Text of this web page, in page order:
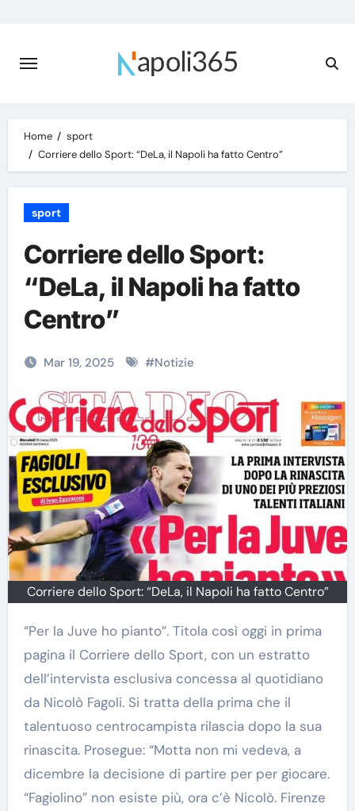
content
Home
sport
Corriere dello Sport: “DeLa, il Napoli ha fatto Centro”
sport
Corriere dello Sport:
“DeLa, il Napoli ha fatto
Centro”
Mar 19, 2025 #Notizie
Corriere dello Sport: “DeLa, il Napoli ha fatto Centro”
“Per la Juve ho pianto”. Titola così oggi in prima
pagina il Corriere dello Sport, con un estratto
dell’intervista esclusiva concessa al quotidiano
da Nicolò Fagoli. Si tratta della prima che il
talentuoso centrocampista rilascia dopo la sua
rinascita. Prosegue: “Motta non mi vedeva, a
dicembre la decisione di partire per per giocare.
“Fagiolino” non esiste più, ora c’è Nicolò. Firenze